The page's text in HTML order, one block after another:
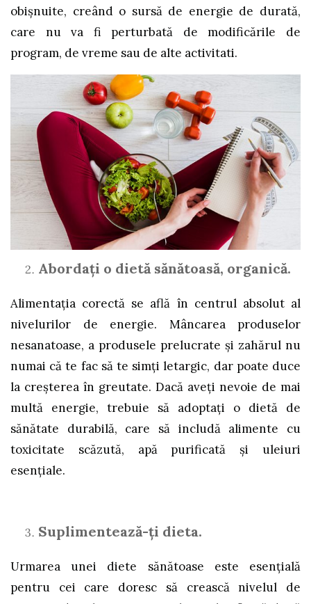
obișnuite, creând o sursă de energie de durată,
care nu va fi perturbată de modificările de
program, de vreme sau de alte activitati.
Abordați o dietă sănătoasă, organică.
Alimentația corectă se află în centrul absolut al
nivelurilor de energie. Mâncarea produselor
nesanatoase, a produsele prelucrate și zahărul nu
numai că te fac să te simți letargic, dar poate duce
la creșterea în greutate. Dacă aveți nevoie de mai
multă energie, trebuie să adoptați o dietă de
sănătate durabilă, care să includă alimente cu
toxicitate scăzută, apă purificată și uleiuri
esențiale.
Suplimentează-ți dieta.
Urmarea unei diete sănătoase este esențială
pentru cei care doresc să crească nivelul de